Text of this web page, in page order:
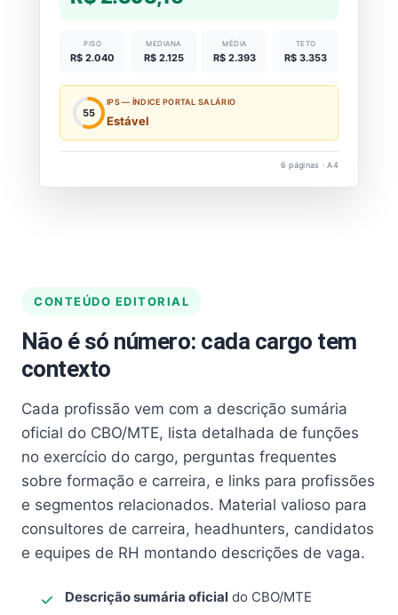
PISO
R$ 2.040
MEDIANA
R$ 2.125
MÉDIA
R$ 2.393
TETO
R$ 3.353
55
IPS — ÍNDICE PORTAL SALÁRIO
Estável
6 páginas · A4
CONTEÚDO EDITORIAL
Não é só número: cada cargo tem
contexto
Cada profissão vem com a descrição sumária
oficial do CBO/MTE, lista detalhada de funções
no exercício do cargo, perguntas frequentes
sobre formação e carreira, e links para profissões
e segmentos relacionados. Material valioso para
consultores de carreira, headhunters, candidatos
e equipes de RH montando descrições de vaga.
Descrição sumária oficial do CBO/MTE